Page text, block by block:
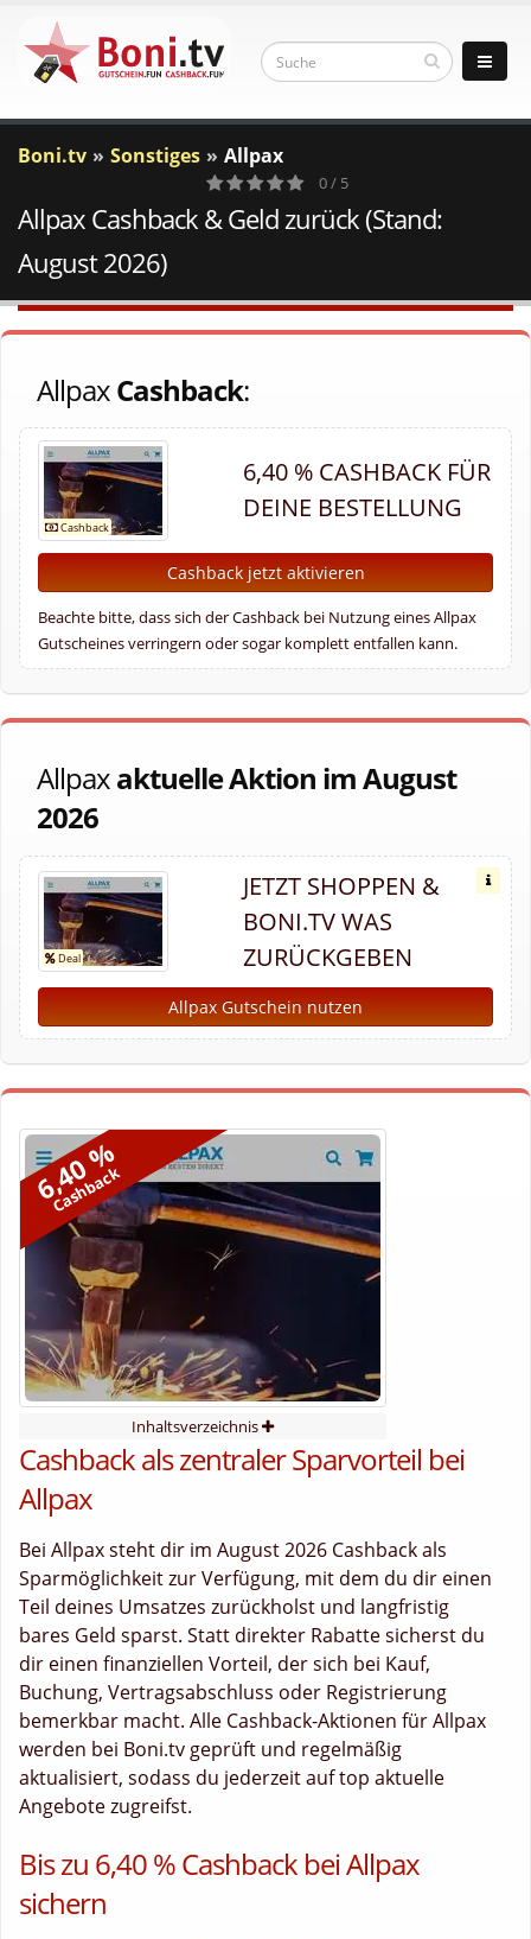
Boni.tv Sonstiges Allpax
0
Votes
0 / 5
Allpax Cashback & Geld zurück (Stand:
August 2026)
AllpaxCashback:
6,40 % CASHBACK FÜR
DEINE BESTELLUNG
Cashback jetzt aktivieren
Beachte bitte, dass sich der Cashback bei Nutzung eines Allpax
Gutscheines verringern oder sogar komplett entfallen kann.
Allpaxaktuelle Aktion im August
2026
JETZT SHOPPEN &
BONI.TV WAS
ZURÜCKGEBEN
Allpax Gutschein nutzen
6,40 %
Cashback
Inhaltsverzeichnis
Cashback als zentraler Sparvorteil bei
Allpax
Bei Allpax steht dir im August 2026 Cashback als
Sparmöglichkeit zur Verfügung, mit dem du dir einen
Teil deines Umsatzes zurückholst und langfristig
bares Geld sparst. Statt direkter Rabatte sicherst du
dir einen finanziellen Vorteil, der sich bei Kauf,
Buchung, Vertragsabschluss oder Registrierung
bemerkbar macht. Alle Cashback-Aktionen für Allpax
werden bei Boni.tv geprüft und regelmäßig
aktualisiert, sodass du jederzeit auf top aktuelle
Angebote zugreifst.
Bis zu 6,40 % Cashback bei Allpax
sichern